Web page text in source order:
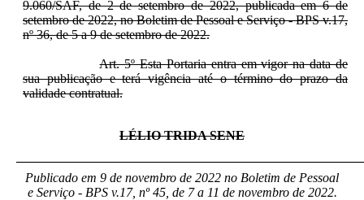
9.060/SAF, de 2 de setembro de 2022, publicada em 6 de
setembro de 2022, no Boletim de Pessoal e Serviço - BPS v.17,
nº 36, de 5 a 9 de setembro de 2022.
Art. 5º Esta Portaria entra em vigor na data de
sua publicação e terá vigência até o término do prazo da
validade contratual.
LÉLIO TRIDA SENE
Publicado em 9 de novembro de 2022 no Boletim de Pessoal
e Serviço - BPS v.17, nº 45, de 7 a 11 de novembro de 2022.